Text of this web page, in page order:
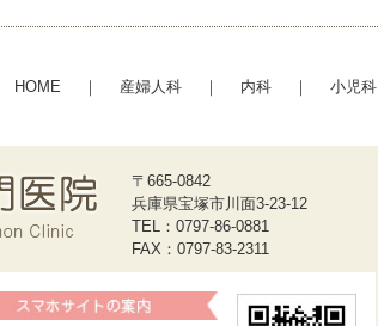
HOME ｜ 産婦人科 ｜ 内科 ｜ 小児科
〒665-0842
兵庫県宝塚市川面3-23-12
TEL：0797-86-0881
FAX：0797-83-2311